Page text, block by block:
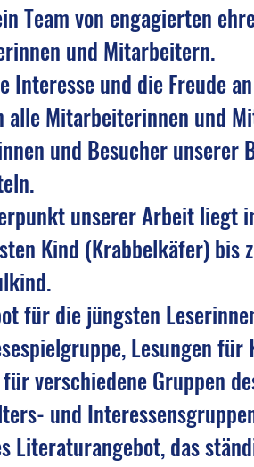
Team von engagierten
und Mitarbeitern.
Interesse und die Freude
alle Mitarbeiterinnen und
und Besucher unserer
unserer Arbeit liegt
Kind (Krabbelkäfer) bis
für die jüngsten
Lesungen für
verschiedene Gruppen
und
Literaturangebot, das